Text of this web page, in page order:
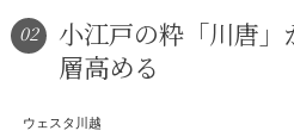
02
小江戸の粋「川唐
層高める
ウェスタ川越